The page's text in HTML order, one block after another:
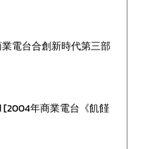
電台合創新時代第三部
[2004年商業電台《飢饉